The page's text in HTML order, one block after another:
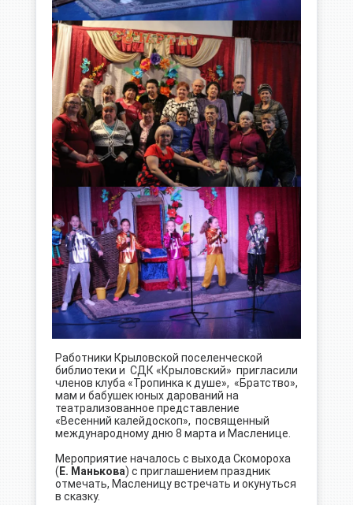
Работники Крыловской поселенческой
библиотеки и СДК «Крыловский» пригласили
членов клуба «Тропинка к душе», «Братство»,
мам и бабушек юных дарований на
театрализованное представление
«Весенний калейдоскоп», посвященный
международному дню 8 марта и Масленице.
Мероприятие началось с выхода Скомороха
( Е. Манькова) с приглашением праздник
отмечать, Масленицу встречать и окунуться
в сказку.